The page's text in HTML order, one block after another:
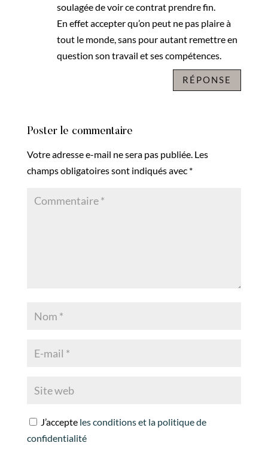
soulagée de voir ce contrat prendre fin.
En effet accepter qu’on peut ne pas plaire à
tout le monde, sans pour autant remettre en
question son travail et ses compétences.
RÉPONSE
Poster le commentaire
Votre adresse e-mail ne sera pas publiée. Les
champs obligatoires sont indiqués avec *
J’accepte les conditions et la politique de
confidentialité